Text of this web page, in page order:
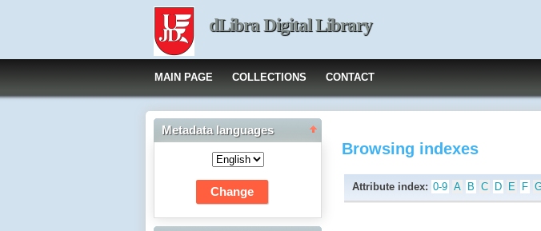
dLibra Digital Library
MAIN PAGE COLLECTIONS CONTACT
Metadata languages
Browsing indexes
Attribute index: 0-9 A B C D E F